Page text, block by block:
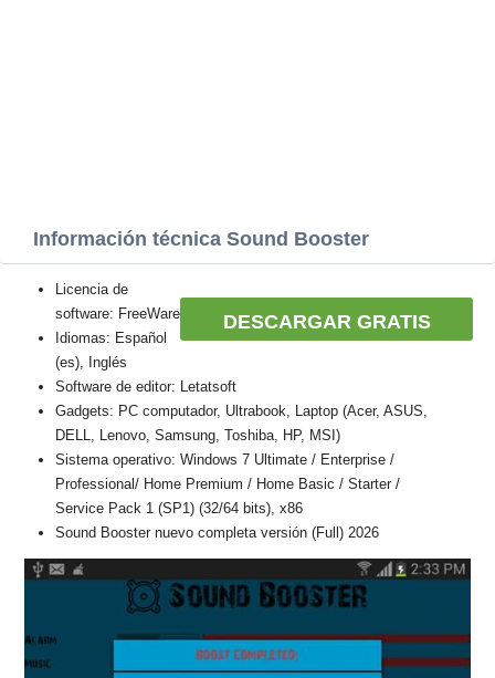
Información técnica Sound Booster
DESCARGAR GRATIS
Licencia de
software: FreeWare
Idiomas: Español
(es), Inglés
Software de editor: Letatsoft
Gadgets: PC computador, Ultrabook, Laptop (Acer, ASUS,
DELL, Lenovo, Samsung, Toshiba, HP, MSI)
Sistema operativo: Windows 7 Ultimate / Enterprise /
Professional/ Home Premium / Home Basic / Starter /
Service Pack 1 (SP1) (32/64 bits), x86
Sound Booster nuevo completa versión (Full) 2026